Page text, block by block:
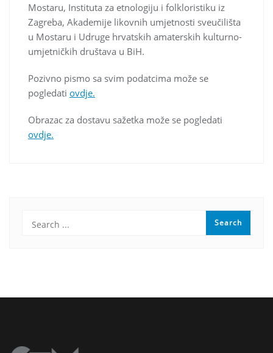
Mostaru, Instituta za etnologiju i folkloristiku iz
Zagreba, Akademije likovnih umjetnosti sveučilišta
u Mostaru i Udruge hrvatskih amaterskih kulturno-
umjetničkih društava u BiH.
Pozivno pismo sa svim podatcima može se
pogledati ovdje.
Obrazac za dostavu sažetka može se pogledati
ovdje.